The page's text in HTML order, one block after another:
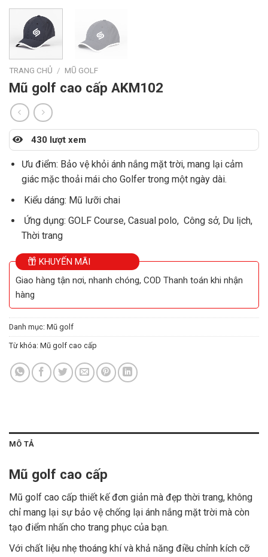
TRANG CHỦ / MŨ GOLF
Mũ golf cao cấp AKM102
430 lượt xem
Ưu điểm: Bảo vệ khỏi ánh nắng mặt trời, mang lại cảm
giác mặc thoải mái cho Golfer trong một ngày dài.
Kiểu dáng: Mũ lưỡi chai
Ứng dụng: GOLF Course, Casual polo, Công sở, Du lịch,
Thời trang
KHUYẾN MÃI
Giao hàng tận nơi, nhanh chóng, COD Thanh toán khi nhận
hàng
Danh mục: Mũ golf
Từ khóa: Mũ golf cao cấp
MÔ TẢ
Mũ golf cao cấp
Mũ golf cao cấp thiết kế đơn giản mà đẹp thời trang, không
chỉ mang lại sự bảo vệ chống lại ánh nắng mặt trời mà còn
tạo điểm nhấn cho trang phục của bạn.
Với chất liệu nhẹ thoáng khí và khả năng điều chỉnh kích cỡ